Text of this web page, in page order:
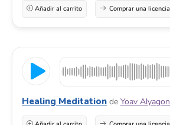
Añadir al carrito Comprar una licencia
Healing Meditation de Yoav Alyagon